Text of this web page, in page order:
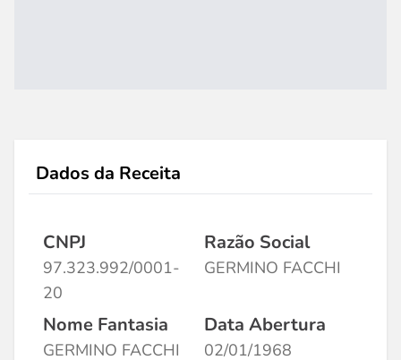
Dados da Receita
CNPJ
97.323.992/0001-
20
Razão Social
GERMINO FACCHI
Nome Fantasia
GERMINO FACCHI
Data Abertura
02/01/1968